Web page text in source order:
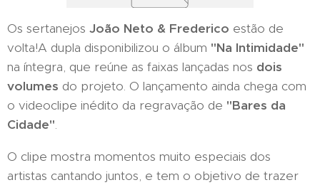
Os sertanejos João Neto & Frederico estão de
volta!A dupla disponibilizou o álbum "Na Intimidade"
na íntegra, que reúne as faixas lançadas nos dois
volumes do projeto. O lançamento ainda chega com
o videoclipe inédito da regravação de "Bares da
Cidade".
O clipe mostra momentos muito especiais dos
artistas cantando juntos, e tem o objetivo de trazer